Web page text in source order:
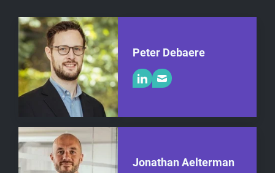
Peter Debaere
Jonathan Aelterman